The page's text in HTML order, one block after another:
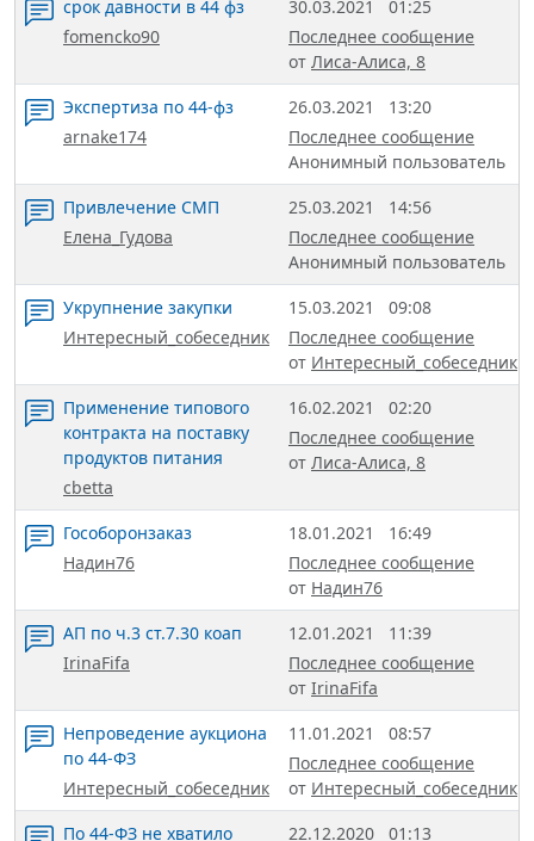
срок давности в 44 фз
fomencko90
30.03.2021
01:25
Последнее сообщение
от Лиса-Алиса, 8
Экспертиза по 44-фз
arnake174
26.03.2021
13:20
Последнее сообщение
Анонимный пользователь
Привлечение СМП
Елена_Гудова
25.03.2021
14:56
Последнее сообщение
Анонимный пользователь
Укрупнение закупки
Интересный_собеседник
15.03.2021
09:08
Последнее сообщение
от Интересный_собеседник
Применение типового
контракта на поставку
продуктов питания
cbetta
16.02.2021
02:20
Последнее сообщение
от Лиса-Алиса, 8
Гособоронзаказ
Надин76
18.01.2021
16:49
Последнее сообщение
от Надин76
АП по ч.3 ст.7.30 коап
IrinaFifa
12.01.2021
11:39
Последнее сообщение
от IrinaFifa
Непроведение аукциона
по 44-ФЗ
Интересный_собеседник
11.01.2021
08:57
Последнее сообщение
от Интересный_собеседник
По 44-ФЗ не хватило
22.12.2020 01:13